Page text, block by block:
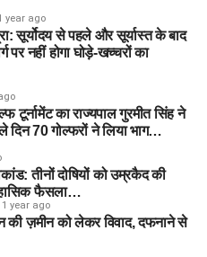
year ago
सूर्योदय से पहले और सूर्यास्त के बाद
पर नहीं होगा घोड़े-खच्चरों का
टूर्नामेंट का राज्यपाल गुरमीत सिंह ने
दिन 70 गोल्फरों ने लिया भाग…
तीनों दोषियों को उम्रकैद की
फैसला…
1 year ago
की ज़मीन को लेकर विवाद, दफनाने से